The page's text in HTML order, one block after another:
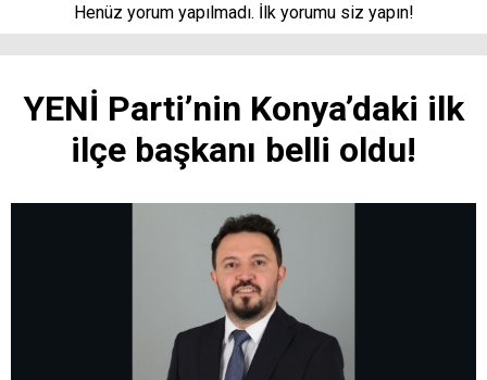
Henüz yorum yapılmadı. İlk yorumu siz yapın!
YENİ Parti’nin Konya’daki ilk
ilçe başkanı belli oldu!